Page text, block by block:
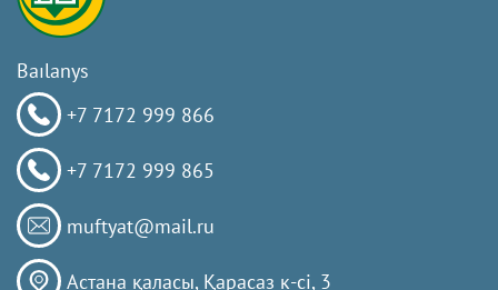
Baılanys
+7 7172 999 866
+7 7172 999 865
muftyat@mail.ru
Астана қаласы, Қарасаз к-сi, 3